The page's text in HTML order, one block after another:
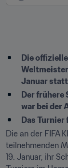
Die
Januar statt
Der frühere
war bei der
Das
Die an der FIFA
teilnehmenden
19. Januar, ihr